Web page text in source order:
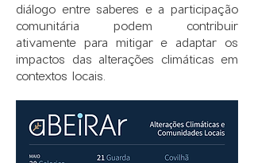
diálogo entre saberes e a participação
comunitária podem contribuir
ativamente para mitigar e adaptar os
impactos das alterações climáticas em
contextos locais.